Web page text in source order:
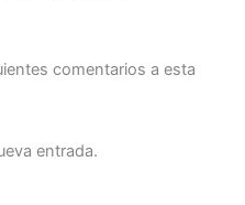
comentarios a esta
entrada.